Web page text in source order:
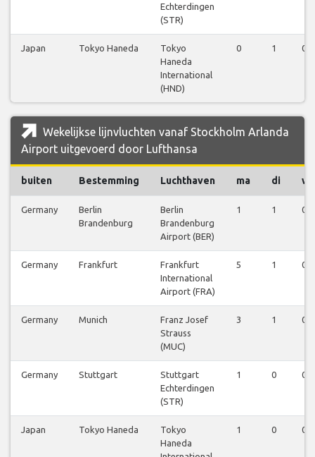
Echterdingen
(STR)
Japan Tokyo Haneda
Tokyo
Haneda
International
(HND)
0 1 0
Wekelijkse lijnvluchten vanaf Stockholm Arlanda
Airport uitgevoerd door Lufthansa
buiten Bestemming Luchthaven ma di wo
Germany
Berlin
Brandenburg
Berlin
Brandenburg
Airport (BER)
1 1 0
Germany Frankfurt
Frankfurt
International
Airport (FRA)
5 1 0
Germany Munich
Franz Josef
Strauss
(MUC)
3 1 0
Germany Stuttgart
Stuttgart
Echterdingen
(STR)
1 0 0
Japan Tokyo Haneda
Tokyo
Haneda
1 0 0